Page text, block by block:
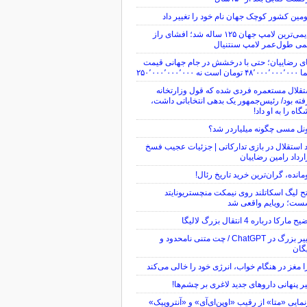
کشور کوچک جهان نام خود را تغییر داد
قدیمی‌ترین لامپ جهان ۱۲۵ ساله شد؛ افشای راز
طول‌عمر لامپ سنتنیال
رضاییان؛ حتی با درخشش در جام جهانی قیمت
۲۵۰٬۰۰۰٬۰۰۰٬۰۰۰
مستعمره فردی شده که قول وزارتخانه
بود/ رئیس‌جمهور یک بدهی انتخاباتی داشت،
را به او داد!
مسی چگونه میلیاردر شد؟
استقلال در بازی تدارکاتی | جزئیات عجیب فسخ
رامین رضاییان
گران‌ترین خرید تاریخ رئال!
لیگ اسکاتلند روی نیمکت منچستریونایتد
رویایم واقعی شد
مارکا درباره 4 انتقال بزرگ لالیگا
تغییر بزرگ در ChatGPT / چت متنی نامحدود و
مغز در هنگام خواب، انرژی خود را خالی می‌کند
پنهانی داروهای جدید لاغری بر چشم‌ها!
«متا» از رقیب «اوپن‌ای‌آی» و «آنتروپیک»